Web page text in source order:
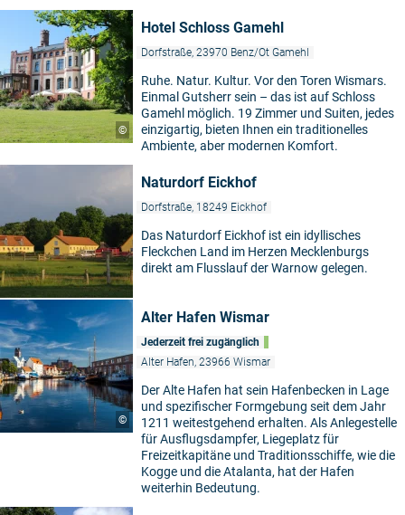
©
Hotel Schloss Gamehl
Dorfstraße, 23970 Benz/Ot Gamehl
Ruhe. Natur. Kultur. Vor den Toren Wismars.
Einmal Gutsherr sein – das ist auf Schloss
Gamehl möglich. 19 Zimmer und Suiten, jedes
einzigartig, bieten Ihnen ein traditionelles
Ambiente, aber modernen Komfort.
Naturdorf Eickhof
Dorfstraße, 18249 Eickhof
Das Naturdorf Eickhof ist ein idyllisches
Fleckchen Land im Herzen Mecklenburgs
direkt am Flusslauf der Warnow gelegen.
©
Alter Hafen Wismar
Jederzeit frei zugänglich
Alter Hafen, 23966 Wismar
Der Alte Hafen hat sein Hafenbecken in Lage
und spezifischer Formgebung seit dem Jahr
1211 weitestgehend erhalten. Als Anlegestelle
für Ausflugsdampfer, Liegeplatz für
Freizeitkapitäne und Traditionsschiffe, wie die
Kogge und die Atalanta, hat der Hafen
weiterhin Bedeutung.